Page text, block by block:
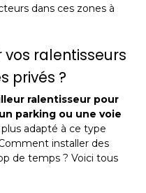
dans ces zones à
ralentisseurs
privés ?
ralentisseur pour
parking ou une voie
adapté à ce type
installer des
de temps ? Voici tous